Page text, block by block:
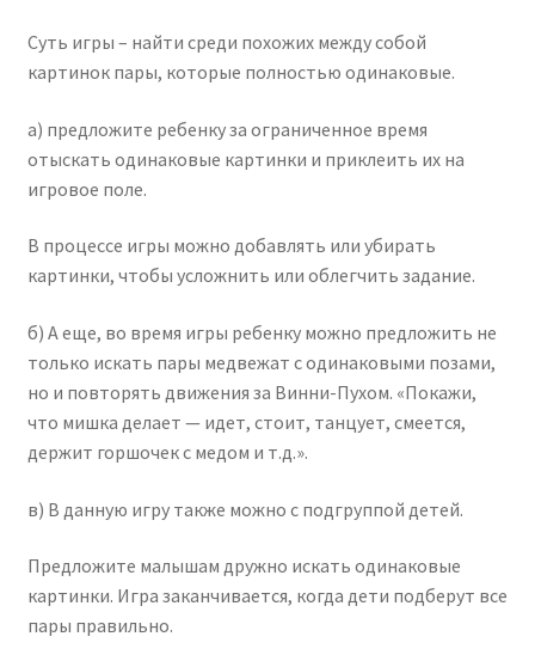
Суть игры – найти среди похожих между собой
картинок пары, которые полностью одинаковые.
а) предложите ребенку за ограниченное время
отыскать одинаковые картинки и приклеить их на
игровое поле.
В процессе игры можно добавлять или убирать
картинки, чтобы усложнить или облегчить задание.
б) А еще, во время игры ребенку можно предложить не
только искать пары медвежат с одинаковыми позами,
но и повторять движения за Винни-Пухом. «Покажи,
что мишка делает — идет, стоит, танцует, смеется,
держит горшочек с медом и т.д.».
в) В данную игру также можно с подгруппой детей.
Предложите малышам дружно искать одинаковые
картинки. Игра заканчивается, когда дети подберут все
пары правильно.